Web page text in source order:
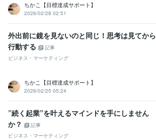
ちかこ【目標達成サポート】
2026/02/28 02:51
外出前に鏡を見ないのと同じ！思考は見てから
行動する
記事
ビジネス・マーケティング
ちかこ【目標達成サポート】
2026/02/25 05:24
”続く起業”を叶えるマインドを手にしません
か？
記事
ビジネス・マーケティング